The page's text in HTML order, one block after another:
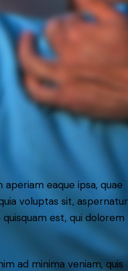
eaque ipsa, quae
voluptas sit, aspernatur
est, qui dolorem
ad minima veniam, quis